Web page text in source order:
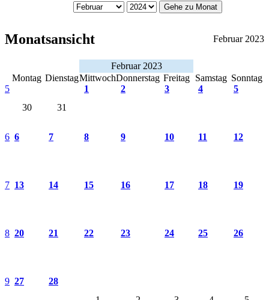
Gehe zu Monat
Monatsansicht Februar 2023
Februar 2023
Montag DienstagMittwochDonnerstag Freitag Samstag Sonntag
5
30
31
1 2 3 4 5
6 6 7 8 9 10 11 12
7 13 14 15 16 17 18 19
8 20 21 22 23 24 25 26
9 27
28